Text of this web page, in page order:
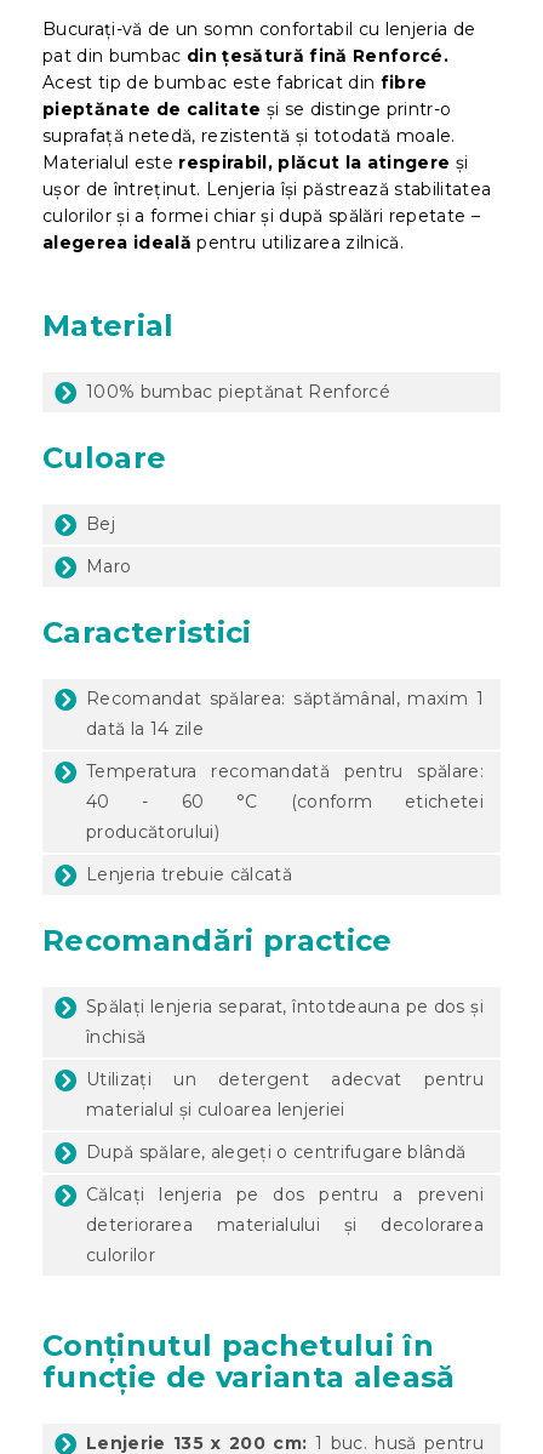
Bucurați-vă de un somn confortabil cu lenjeria de
pat din bumbac din țesătură fină Renforcé.
Acest tip de bumbac este fabricat din fibre
pieptănate de calitate și se distinge printr-o
suprafață netedă, rezistentă și totodată moale.
Materialul este respirabil, plăcut la atingere și
ușor de întreținut. Lenjeria își păstrează stabilitatea
culorilor și a formei chiar și după spălări repetate –
alegerea ideală pentru utilizarea zilnică.
Material
100% bumbac pieptănat Renforcé
Culoare
Bej
Maro
Caracteristici
Recomandat spălarea: săptămânal, maxim 1
dată la 14 zile
Temperatura recomandată pentru spălare:
40 - 60 °C (conform etichetei
producătorului)
Lenjeria trebuie călcată
Recomandări practice
Spălați lenjeria separat, întotdeauna pe dos și
închisă
Utilizați un detergent adecvat pentru
materialul și culoarea lenjeriei
După spălare, alegeți o centrifugare blândă
Călcați lenjeria pe dos pentru a preveni
deteriorarea materialului și decolorarea
culorilor
Conținutul pachetului în
funcție de varianta aleasă
Lenjerie 135 x 200 cm: 1 buc. husă pentru